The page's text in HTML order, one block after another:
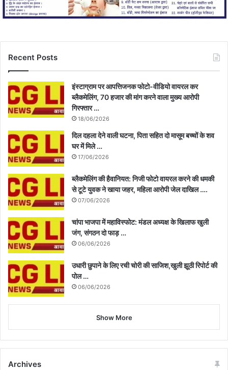
Recent Posts
इंस्टाग्राम पर आपत्तिजनक फोटो-वीडियो वायरल कर
ब्लैकमेलिंग, 70 हजार की मांग करने वाला मुख्य आरोपी
गिरफ्तार …
18/06/2026
दिल दहला देने वाली घटना, पिता सहित दो मासूम बच्चों के शव
घर में मिले …
17/06/2026
ब्लैकमेलिंग की हैवानियत: निजी फोटो वायरल करने की धमकी
से टूटे युवक ने खाया जहर, महिला आरोपी जेल दाखिल ….
07/06/2026
चांपा भाजपा में महाविस्फोट: मंडल अध्यक्ष के खिलाफ खुली
जंग, संगठन दो फाड़ …
06/06/2026
उधारी छुपाने के लिए रची चोरी की साजिश,खुली झूठी रिपोर्ट की
पोल …
06/06/2026
Show More
Archives